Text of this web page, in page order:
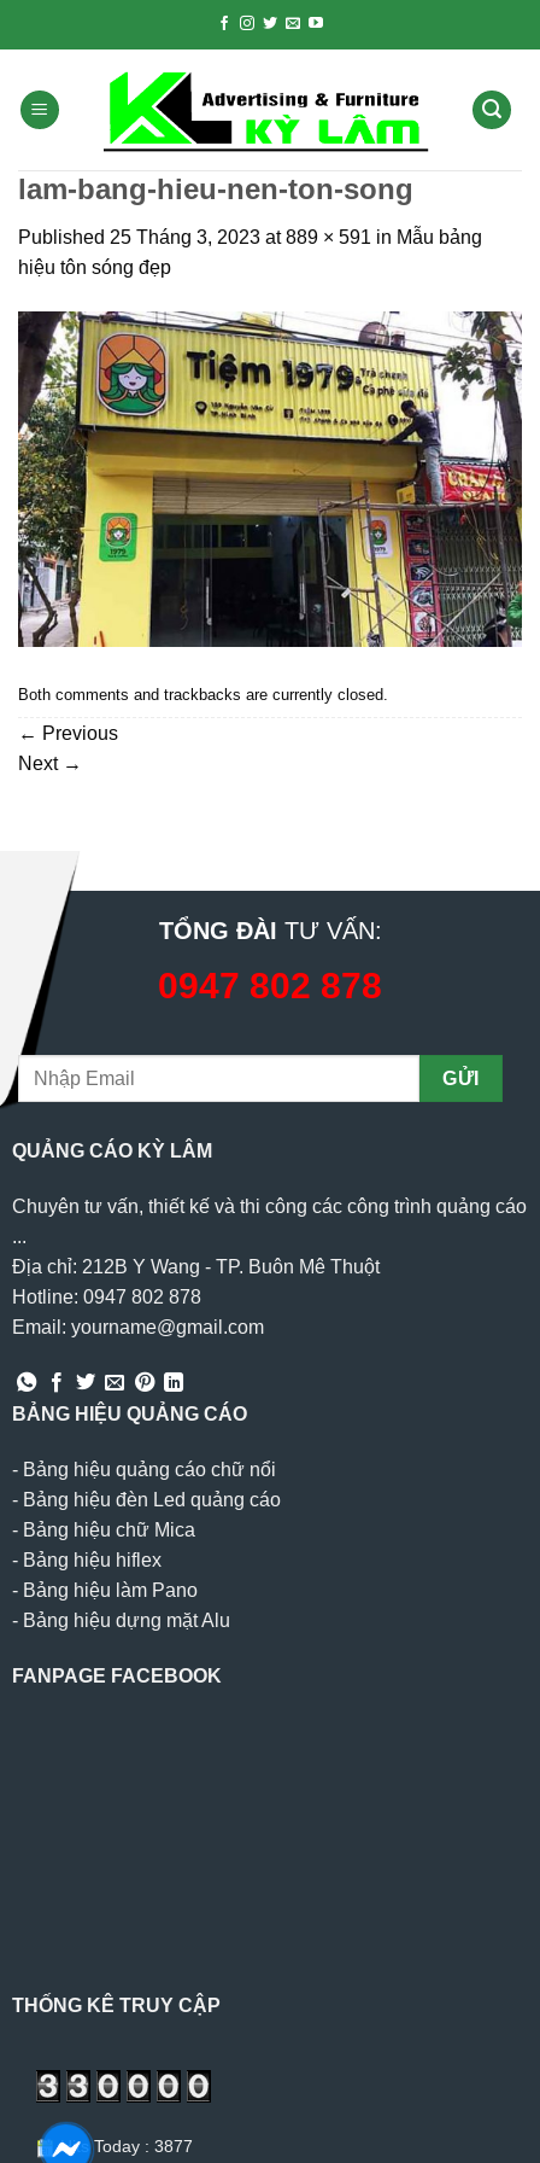
lam-bang-hieu-nen-ton-song
Published 25 Tháng 3, 2023 at889 × 591 in Mẫu bảng
hiệu tôn sóng đẹp
Both comments and trackbacks are currently closed.
← Previous
Next →
TỔNG ĐÀI TƯ VẤN:
0947 802 878
QUẢNG CÁO KỲ LÂM
Chuyên tư vấn, thiết kế và thi công các công trình quảng cáo
...
Địa chỉ: 212B Y Wang - TP. Buôn Mê Thuột
Hotline: 0947 802 878
Email: yourname@gmail.com
BẢNG HIỆU QUẢNG CÁO
- Bảng hiệu quảng cáo chữ nổi
- Bảng hiệu đèn Led quảng cáo
- Bảng hiệu chữ Mica
- Bảng hiệu hiflex
- Bảng hiệu làm Pano
- Bảng hiệu dựng mặt Alu
FANPAGE FACEBOOK
THỐNG KÊ TRUY CẬP
Hits Today : 3877